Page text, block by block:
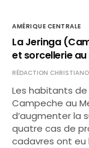
AMÉRIQUE CENTRALE
La Jeringa
et sorcellerie
RÉDACTION
Les habitants
Campeche au
d’augmenter la
quatre cas de
cadavres ont eu